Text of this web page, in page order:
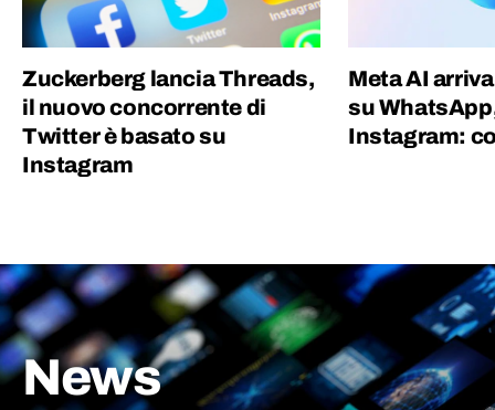
Zuckerberg lancia Threads,
il nuovo concorrente di
Twitter è basato su
Instagram
Meta AI
su
Instagram:
News